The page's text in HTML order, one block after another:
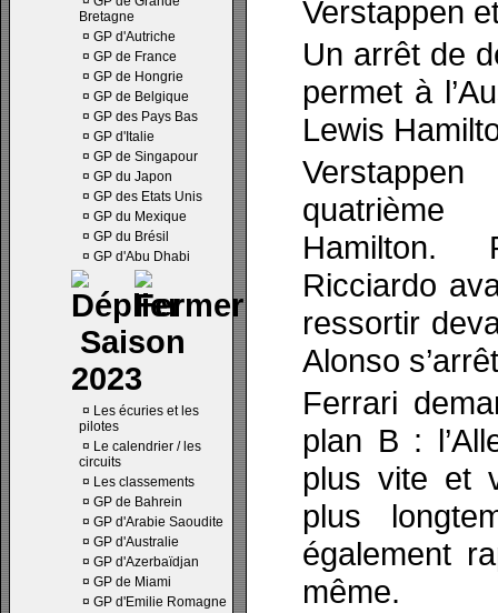
Bretagne
¤ GP d'Autriche
¤ GP de France
¤ GP de Hongrie
¤ GP de Belgique
¤ GP des Pays Bas
¤ GP d'Italie
¤ GP de Singapour
¤ GP du Japon
¤ GP des Etats Unis
¤ GP du Mexique
¤ GP du Brésil
¤ GP d'Abu Dhabi
Saison
2023
¤ Les écuries et les
pilotes
¤ Le calendrier / les
circuits
¤ Les classements
¤ GP de Bahrein
¤ GP d'Arabie Saoudite
¤ GP d'Australie
¤ GP d'Azerbaïdjan
¤ GP de Miami
¤ GP d'Emilie Romagne
Verstappen
Un arrêt de
permet à
Lewis
Hamilton.
Ricciardo
ressortir
Alonso
Ferrari
plan B :
plus vite et
plus
également
même.